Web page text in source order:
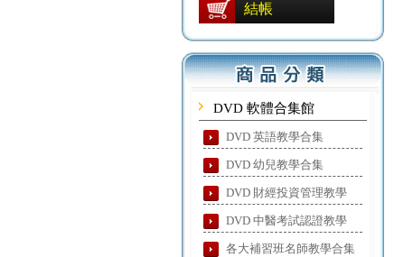
結帳
DVD 軟體合集館
DVD 英語教學合集
DVD 幼兒教學合集
DVD 財經投資管理教學
DVD 中醫考試認證教學
各大補習班名師教學合集